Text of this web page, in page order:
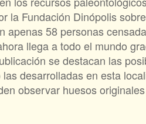
la Fundación Dinópolis
apenas 58 personas
llega a todo el mundo
se destacan las
desarrolladas en esta
observar huesos